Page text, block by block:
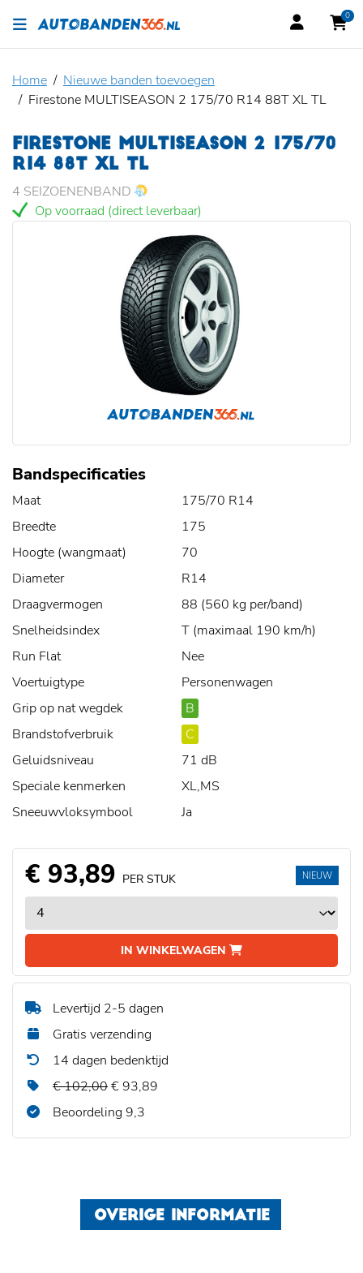
0
Home
Nieuwe banden toevoegen
Firestone MULTISEASON 2 175/70 R14 88T XL TL
FIRESTONE MULTISEASON 2 175/70
R14 88T XL TL
4 SEIZOENENBAND
Op voorraad (direct leverbaar)
Bandspecificaties
Maat
175/70 R14
Breedte
175
Hoogte (wangmaat)
70
Diameter
R14
Draagvermogen
88 (560 kg per/band)
Snelheidsindex
T (maximaal 190 km/h)
Run Flat
Nee
Voertuigtype
Personenwagen
Grip op nat wegdek
B
Brandstofverbruik
C
Geluidsniveau
71 dB
Speciale kenmerken
XL,MS
Sneeuwvloksymbool
Ja
€ 93,89 PER STUK
IN WINKELWAGEN
NIEUW
Levertijd 2-5 dagen
Gratis verzending
14 dagen bedenktijd
€ 102,00€ 93,89
Beoordeling 9,3
OVERIGE INFORMATIE